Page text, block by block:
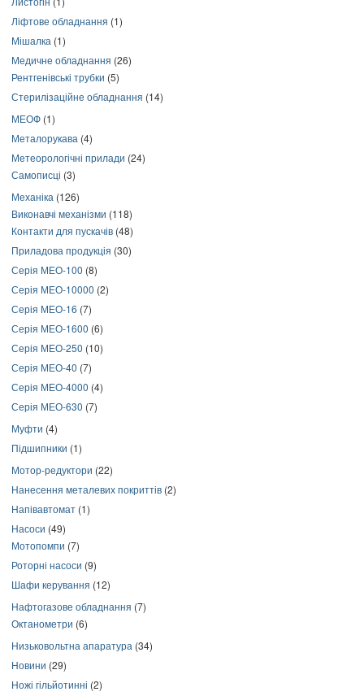
Ліфтове обладнання (1)
Мішалка (1)
Медичне обладнання (26)
Рентгенівські трубки (5)
Стерилізаційне обладнання (14)
МЕОФ (1)
Металорукава (4)
Метеорологічні прилади (24)
Самописці (3)
Механіка (126)
Виконавчі механізми (118)
Контакти для пускачів (48)
Приладова продукція (30)
Серія МЕО-100 (8)
Серія МЕО-10000 (2)
Серія МЕО-16 (7)
Серія МЕО-1600 (6)
Серія МЕО-250 (10)
Серія МЕО-40 (7)
Серія МЕО-4000 (4)
Серія МЕО-630 (7)
Муфти (4)
Підшипники (1)
Мотор-редуктори (22)
Нанесення металевих покриттів (2)
Напівавтомат (1)
Насоси (49)
Мотопомпи (7)
Роторні насоси (9)
Шафи керування (12)
Нафтогазове обладнання (7)
Октанометри (6)
Низьковольтна апаратура (34)
Новини (29)
Ножі гільйотинні (2)